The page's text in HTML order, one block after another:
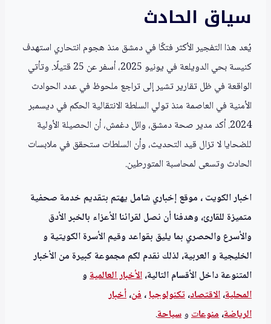
سياق الحادث
يُعد هذا التفجير الأكثر فتكًا في دمشق منذ هجوم انتحاري استهدف
كنيسة بحي الدويلعة في يونيو 2025، أسفر عن 25 قتيلًا. وتأتي
الواقعة في ظل تقارير تشير إلى تراجع ملحوظ في عدد الحوادث
الأمنية في العاصمة منذ تولي السلطة الانتقالية الحكم في ديسمبر
2024. أكد مدير صحة دمشق، وائل دغمش، أن الحصيلة الأولية
للضحايا لا تزال قيد التحديث، وأن السلطات ستحقق في ملابسات
الحادث وتسعى لمحاسبة المتورطين.
اخبار الكويت ، موقع إخباري شامل يهتم بتقديم خدمة صحفية
متميزة للقارئ، وهدفنا أن نصل لقرائنا الأعزاء بالخبر الأدق
والأسرع والحصري بما يليق بقواعد وقيم الأسرة الكويتية و
الخليجية و العربية، لذلك نقدم لكم مجموعة كبيرة من الأخبار
المتنوعة داخل الأقسام التالية،الأخبار العالميةو
المحلية،الاقتصاد،تكنولوجيا،فن،أخبار
الرياضة،منوعاتوسياحة.